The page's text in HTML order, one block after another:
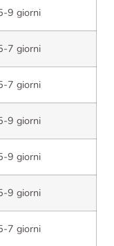
9 giorni
7 giorni
7 giorni
9 giorni
9 giorni
9 giorni
7 giorni